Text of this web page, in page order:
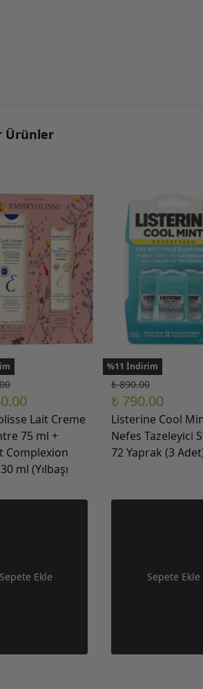
Ürünler
Lait Creme
75 ml +
Complexion
ml (Yılbaşı
Sepete Ekle
%11 İndirim
₺ 890.00
₺ 790.00
Listerine Cool
Nefes Tazeleyici
72 Yaprak (3
Sepete Ekle